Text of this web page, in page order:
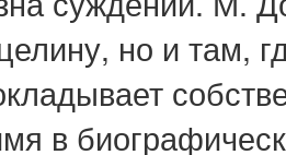
но и там,
в